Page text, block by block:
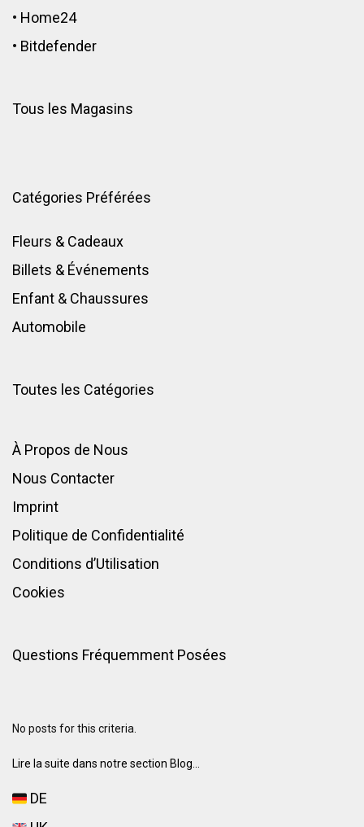
• Home24
• Bitdefender
Tous les Magasins
Catégories Préférées
Fleurs & Cadeaux
Billets & Événements
Enfant & Chaussures
Automobile
Toutes les Catégories
À Propos de Nous
Nous Contacter
Imprint
Politique de Confidentialité
Conditions d’Utilisation
Cookies
Questions Fréquemment Posées
No posts for this criteria.
Lire la suite dans notre section Blog...
DE